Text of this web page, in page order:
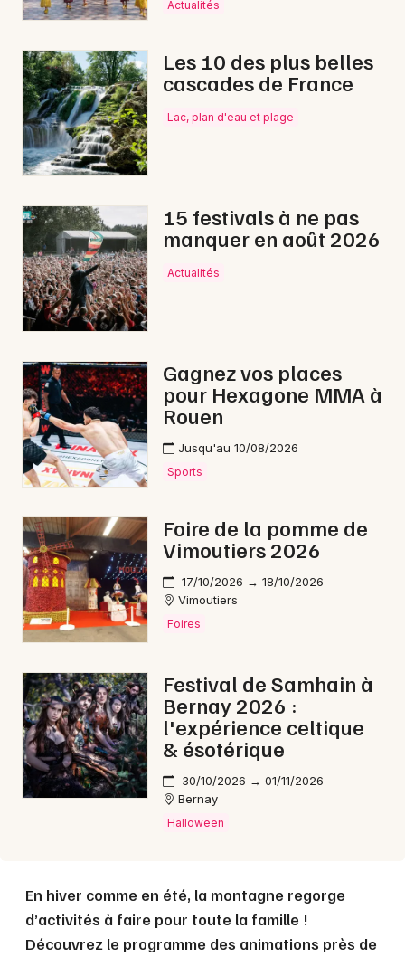
Sorties & loisirs
Montagne dans l' Orne
Montagne en Basse-Normandie
Montagne en Normandie
Newsletter des sorties
Artistes en tournée
Actus à La Ferté Macé
Magazine à La Ferté Macé
61 - Orne
Mon email
Je m'abonne
Toutes les villes Actualités
Les 10 des plus belles
cascades de France
Lac, plan d'eau et plage
15 festivals à ne pas
manquer en août 2026
Actualités
Gagnez vos places
pour Hexagone MMA à
Rouen
Jusqu'au 10/08/2026
Sports
Foire de la pomme de
Vimoutiers 2026
17/10/2026 → 18/10/2026
Vimoutiers
Foires
Festival de Samhain à
Bernay 2026 :
l'expérience celtique
& ésotérique
30/10/2026 → 01/11/2026
Bernay
Halloween
En hiver comme en été, la montagne regorge
d’activités à faire pour toute la famille !
Découvrez le programme des animations près de